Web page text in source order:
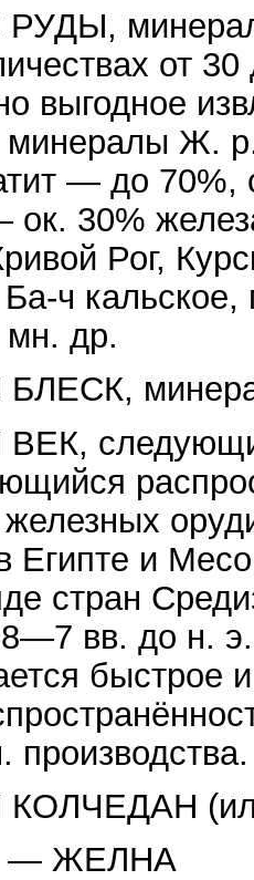
от
выгодное
Ж.
— до
ок. 30%
Рог,
ч
др.
Египте и
стран
вв. до н. э.
быстрое
производства.
(или
— ЖЕЛНА